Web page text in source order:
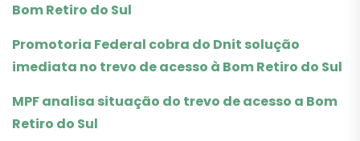
Bom Retiro do Sul
Promotoria Federal cobra do Dnit solução
imediata no trevo de acesso à Bom Retiro do Sul
MPF analisa situação do trevo de acesso a Bom
Retiro do Sul